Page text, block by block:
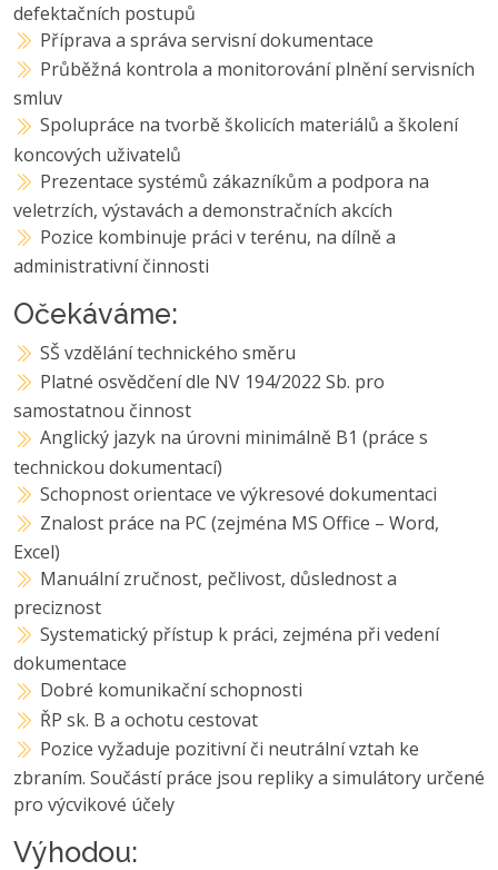
defektačních postupů
Příprava a správa servisní dokumentace
Průběžná kontrola a monitorování plnění servisních
smluv
Spolupráce na tvorbě školicích materiálů a školení
koncových uživatelů
Prezentace systémů zákazníkům a podpora na
veletrzích, výstavách a demonstračních akcích
Pozice kombinuje práci v terénu, na dílně a
administrativní činnosti
Očekáváme:
SŠ vzdělání technického směru
Platné osvědčení dle NV 194/2022 Sb. pro
samostatnou činnost
Anglický jazyk na úrovni minimálně B1 (práce s
technickou dokumentací)
Schopnost orientace ve výkresové dokumentaci
Znalost práce na PC (zejména MS Office – Word,
Excel)
Manuální zručnost, pečlivost, důslednost a
preciznost
Systematický přístup k práci, zejména při vedení
dokumentace
Dobré komunikační schopnosti
ŘP sk. B a ochotu cestovat
Pozice vyžaduje pozitivní či neutrální vztah ke
zbraním. Součástí práce jsou repliky a simulátory určené
pro výcvikové účely
Výhodou: